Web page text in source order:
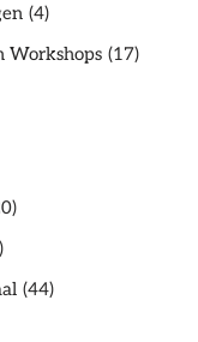
(4)
Workshops (17)
(44)